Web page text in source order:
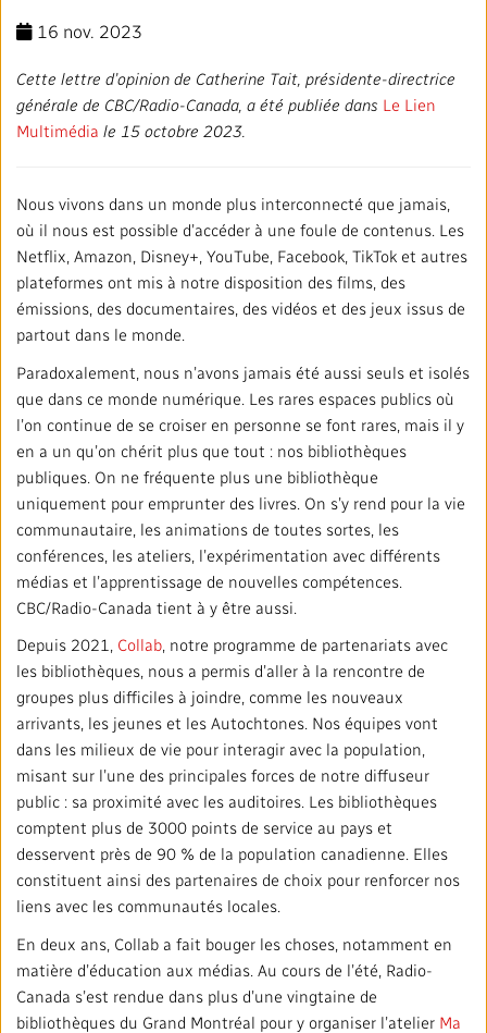
Politiques institutionnelles
Notre approche en matière d’intelligence artificielle
Ombudsman
Notre histoire
Gouvernance
Syndicats et associations
Services français
Activités dans les communautés
Affaires réglementaires
Environnement
Vie privée
Accès à l'information
Bureau Valeurs et Éthique
Répertoire des médias locaux
#CestAssez
SERVICES
Nos services et plateformes
Nos stations
TRAVAILLER AVEC NOUS
Emplois
Partenaires et fournisseurs
RADIO-CANADA CBC STRATÉGIE
Suivez-nous :
PLAN ET RÉTROACTION SUR L’ACCESSIBILITÉ
©2024 Société Radio‑Canada
16 nov. 2023
Cette lettre d’opinion de Catherine Tait, présidente-directrice
générale de CBC/Radio-Canada, a été publiée dans Le Lien
Multimédia le 15 octobre 2023.
Nous vivons dans un monde plus interconnecté que jamais,
où il nous est possible d’accéder à une foule de contenus. Les
Netflix, Amazon, Disney+, YouTube, Facebook, TikTok et autres
plateformes ont mis à notre disposition des films, des
émissions, des documentaires, des vidéos et des jeux issus de
partout dans le monde.
Paradoxalement, nous n’avons jamais été aussi seuls et isolés
que dans ce monde numérique. Les rares espaces publics où
l’on continue de se croiser en personne se font rares, mais il y
en a un qu’on chérit plus que tout : nos bibliothèques
publiques. On ne fréquente plus une bibliothèque
uniquement pour emprunter des livres. On s’y rend pour la vie
communautaire, les animations de toutes sortes, les
conférences, les ateliers, l’expérimentation avec différents
médias et l’apprentissage de nouvelles compétences.
CBC/Radio-Canada tient à y être aussi.
Depuis 2021, Collab , notre programme de partenariats avec
les bibliothèques, nous a permis d’aller à la rencontre de
groupes plus difficiles à joindre, comme les nouveaux
arrivants, les jeunes et les Autochtones. Nos équipes vont
dans les milieux de vie pour interagir avec la population,
misant sur l’une des principales forces de notre diffuseur
public : sa proximité avec les auditoires. Les bibliothèques
comptent plus de 3000 points de service au pays et
desservent près de 90 % de la population canadienne. Elles
constituent ainsi des partenaires de choix pour renforcer nos
liens avec les communautés locales.
En deux ans, Collab a fait bouger les choses, notamment en
matière d’éducation aux médias. Au cours de l’été, Radio-
Canada s’est rendue dans plus d’une vingtaine de
bibliothèques du Grand Montréal pour y organiser l’atelier Ma